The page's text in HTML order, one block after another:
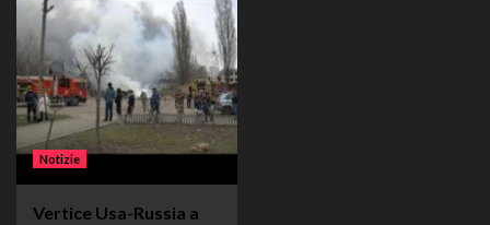
Notizie
Vertice Usa-Russia a